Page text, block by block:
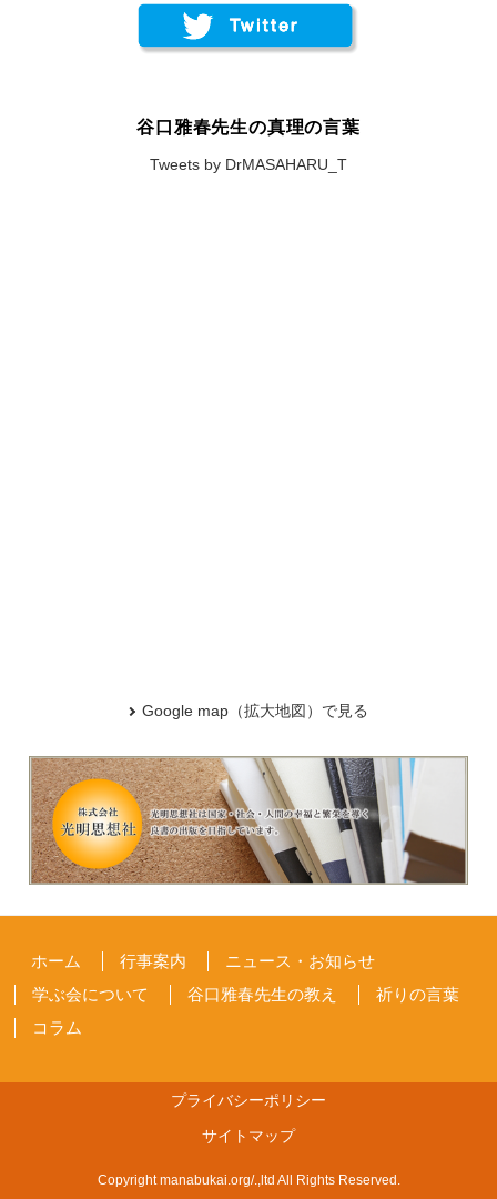
谷口雅春先生の真理の言葉
Tweets by DrMASAHARU_T
Google map（拡大地図）で見る
ホーム 行事案内
ニュース・お知らせ
学ぶ会について
谷口雅春先生の教え
祈りの言葉
コラム
プライバシーポリシー
サイトマップ
Copyright manabukai.org/.,ltd All Rights Reserved.